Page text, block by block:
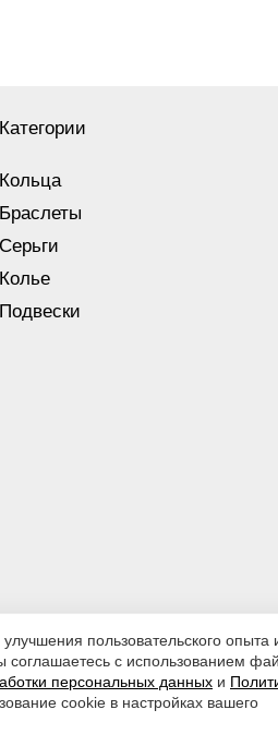
Категории
Кольца
Браслеты
Серьги
Колье
Подвески
пользовательского опыта
с использованием
персональных данных и
cookie в настройках вашего